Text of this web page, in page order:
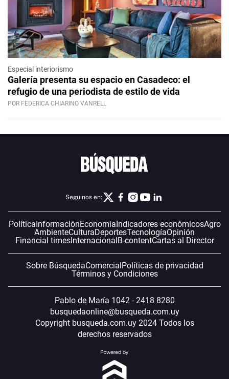
Especial interiorismo
Galería presenta su espacio en Casadeco: el
refugio de una periodista de estilo de vida
POR FEDERICA CHIARINO VANRELL
Seguinos en:
PolíticaInformaciónEconomíaIndicadores económicosAgro
AmbienteCulturaDeportesTecnologíaOpinión
Financial timesInternacionalB-contentCartas al Director
Sobre BúsquedaComercialPolíticas de privacidad
Términos y Condiciones
Pablo de María 1042 - 2418 8280
busquedaonline@busqueda.com.uy
Copyright busqueda.com.uy 2024 Todos los
derechos reservados